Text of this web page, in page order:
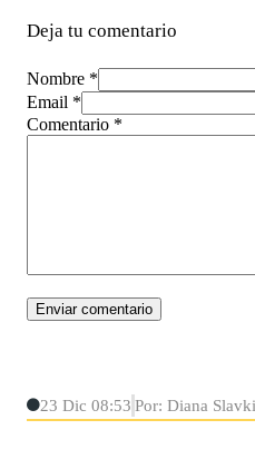
Deja tu comentario
Nombre *
Email *
Comentario *
23 Dic 08:53 Por: Diana